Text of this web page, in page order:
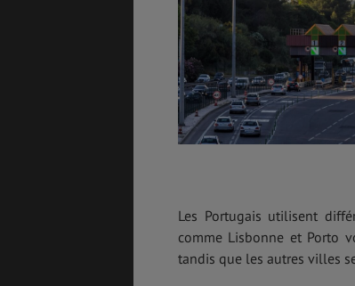
Les Portugais utilisent
comme Lisbonne et Porto
tandis que les autres villes